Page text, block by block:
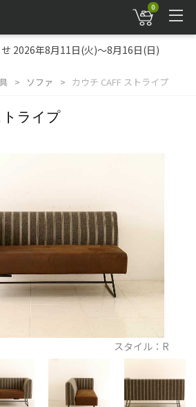
0
2026年8月11日(火)～8月16日(日)
ソファ カウチ CAFF ストライプ
ライプ
スタイル：R